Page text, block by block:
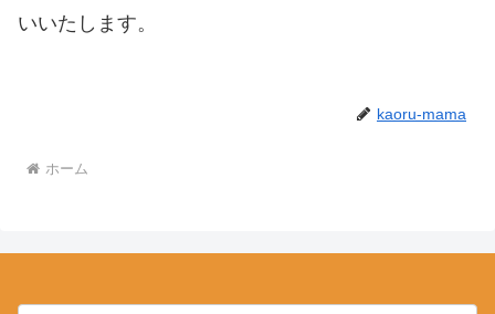
いいたします。
kaoru-mama
ホーム